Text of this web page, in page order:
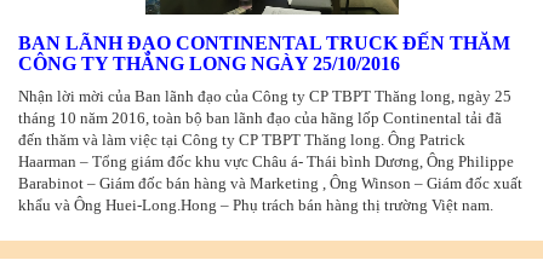
BAN LÃNH ĐẠO CONTINENTAL TRUCK ĐẾN THĂM
CÔNG TY THĂNG LONG NGÀY 25/10/2016
Nhận lời mời của Ban lãnh đạo của Công ty CP TBPT Thăng long, ngày 25
tháng 10 năm 2016, toàn bộ ban lãnh đạo của hãng lốp Continental tải đã
đến thăm và làm việc tại Công ty CP TBPT Thăng long. Ông Patrick
Haarman – Tổng giám đốc khu vực Châu á- Thái bình Dương, Ông Philippe
Barabinot – Giám đốc bán hàng và Marketing , Ông Winson – Giám đốc xuất
khẩu và Ông Huei-Long.Hong – Phụ trách bán hàng thị trường Việt nam.